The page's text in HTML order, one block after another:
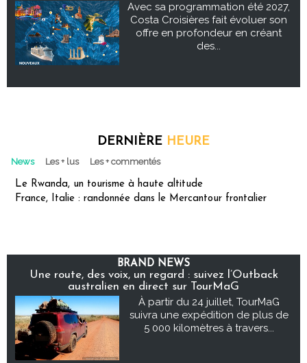
Avec sa programmation été 2027,
Costa Croisières fait évoluer son
offre en profondeur en créant
des...
DERNIÈRE HEURE
News Les + lus Les + commentés
Le Rwanda, un tourisme à haute altitude
France, Italie : randonnée dans le Mercantour frontalier
BRAND NEWS
Une route, des voix, un regard : suivez l’Outback
australien en direct sur TourMaG
À partir du 24 juillet, TourMaG
suivra une expédition de plus de
5 000 kilomètres à travers...